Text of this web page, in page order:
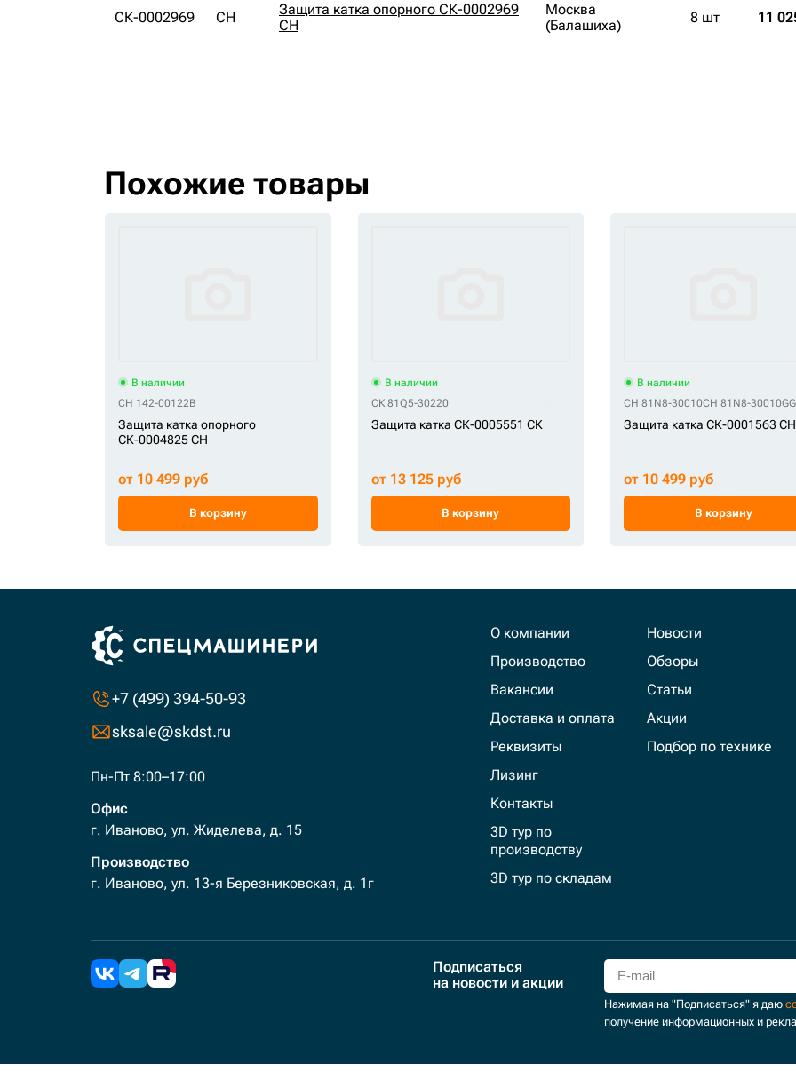
СК-0002969 CH
Защита катка опорного СК-0002969
CH
Москва
(Балашиха)
8 шт 11
Похожие товары
В наличии
CH 142-00122B
Защита катка опорного
СК-0004825 CH
от 10 499 руб
В корзину
В наличии
СК 81Q5-30220
Защита катка СК-0005551 СК
от 13 125 руб
В корзину
В наличии
CH 81N8-30010CH 81N8-30010GG
Защита катка СК-0001563 CH
от 10 499 руб
В корзину
+7 (499) 394-50-93
sksale@skdst.ru
Пн-Пт 8:00–17:00
Офис
г. Иваново, ул. Жиделева, д. 15
Производство
г. Иваново, ул. 13-я Березниковская, д. 1г
О компании
Производство
Вакансии
Доставка и оплата
Реквизиты
Лизинг
Контакты
3D тур по
производству
3D тур по складам
Новости
Обзоры
Статьи
Акции
Подбор по технике
Подписаться
на новости и акции
Нажимая на "Подписаться" я даю
получение информационных и